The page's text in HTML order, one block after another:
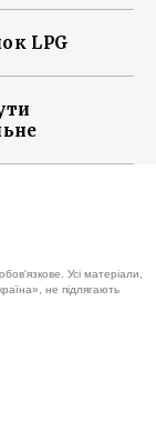
LPG
Усі матеріали,
не підлягають